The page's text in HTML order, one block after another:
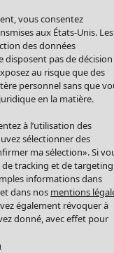
vous consentez
aux États-Unis. Les
des données
disposent pas de décision
au risque que des
personnel sans que
en la matière.
à l’utilisation des
sélectionner des
ma sélection». Si
tracking et de targeting
informations dans
dans nos mentions
également révoquer à
donné, avec effet pour